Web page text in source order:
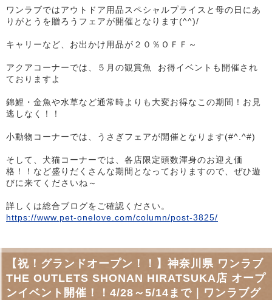
ワンラブではアウトドア用品スペシャルプライスと母の日にあ
りがとうを贈ろうフェアが開催となります(^^)/
キャリーなど、お出かけ用品が２０％ＯＦＦ～
アクアコーナーでは、５月の観賞魚 お得イベントも開催され
ておりますよ
錦鯉・金魚や水草など通常時よりも大変お得なこの期間！お見
逃しなく！！
小動物コーナーでは、うさぎフェアが開催となります(#^.^#)
そして、犬猫コーナーでは、各店限定頭数渾身のお迎え価
格！！など盛りだくさんな期間となっておりますので、ぜひ遊
びに来てくださいね～
詳しくは総合ブログをご確認ください。
https://www.pet-onelove.com/column/post-3825/
【祝！グランドオープン！！】神奈川県 ワンラブ
THE OUTLETS SHONAN HIRATSUKA店 オープ
ンイベント開催！！4/28～5/14まで｜ワンラブグ